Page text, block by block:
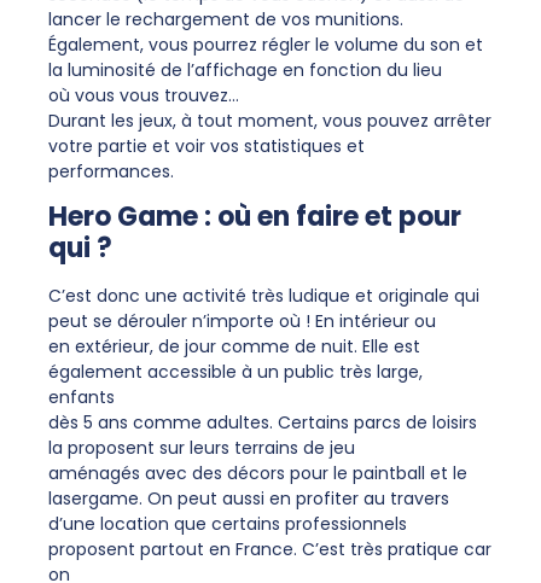
lancer le rechargement de vos munitions.
Également, vous pourrez régler le volume du son et
la luminosité de l’affichage en fonction du lieu
où vous vous trouvez…
Durant les jeux, à tout moment, vous pouvez arrêter
votre partie et voir vos statistiques et
performances.
Hero Game : où en faire et pour
qui ?
C’est donc une activité très ludique et originale qui
peut se dérouler n’importe où ! En intérieur ou
en extérieur, de jour comme de nuit. Elle est
également accessible à un public très large,
enfants
dès 5 ans comme adultes. Certains parcs de loisirs
la proposent sur leurs terrains de jeu
aménagés avec des décors pour le paintball et le
lasergame. On peut aussi en profiter au travers
d’une location que certains professionnels
proposent partout en France. C’est très pratique car
on